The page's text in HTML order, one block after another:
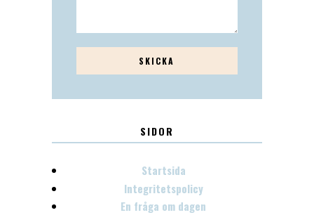
SIDOR
Startsida
Integritetspolicy
En fråga om dagen